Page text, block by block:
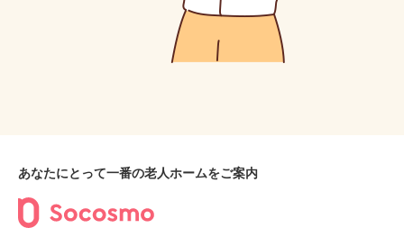
あなたにとって一番の老人ホームをご案内